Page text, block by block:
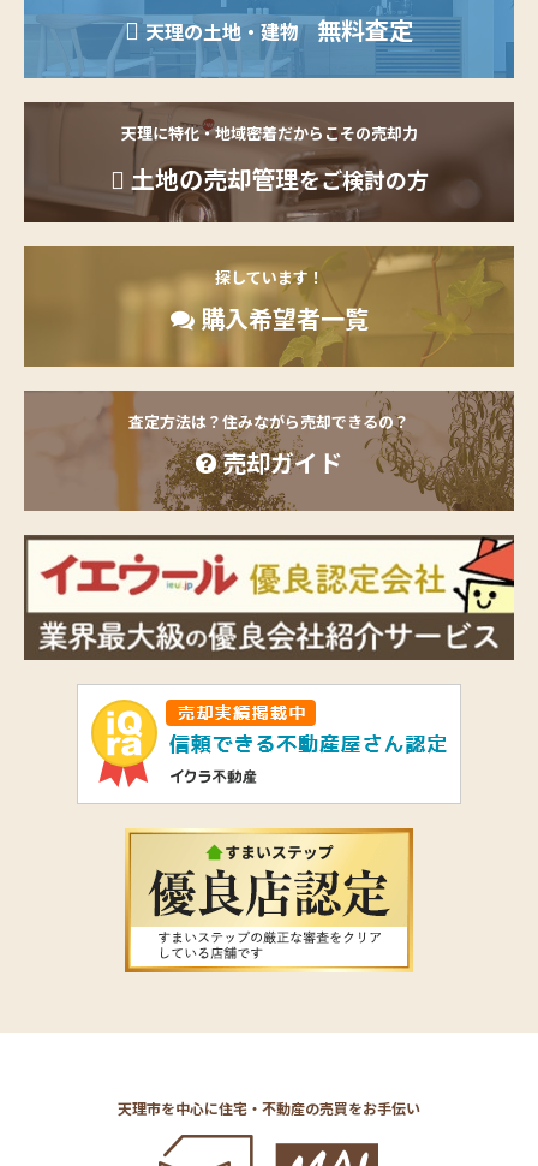
天理の土地・建物 無料査定
天理に特化・地域密着だからこその売却力
土地の売却管理をご検討の方
探しています！
購入希望者一覧
査定方法は？住みながら売却できるの？
売却ガイド
天理市を中心に住宅・不動産の売買をお手伝い